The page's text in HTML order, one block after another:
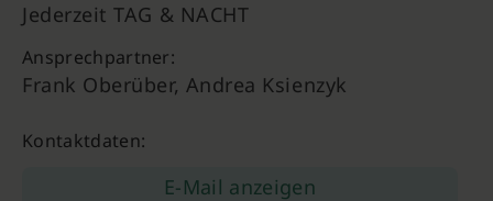
Jederzeit TAG & NACHT
Ansprechpartner:
Frank Oberüber, Andrea Ksienzyk
Kontaktdaten:
E-Mail anzeigen